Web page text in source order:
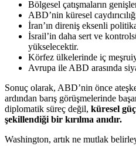
Bölgesel çatışmaların
ABD’nin küresel
İran’ın direniş eksenli
İsrail’in daha sert ve
yükselecektir.
Körfez ülkelerinde iç
Avrupa ile ABD arasında
Sonuç olarak, ABD’nin önce
ardından barış görüşmelerinde
diplomatik süreç değil, küresel
şekillendiği bir kırılma anıdır.
Washington, artık ne mutlak